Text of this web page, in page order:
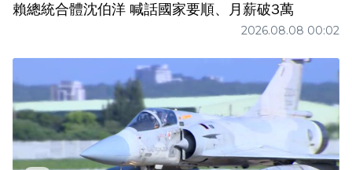
賴總統合體沈伯洋 喊話國家要順、月薪破3萬
2026.08.08 00:02